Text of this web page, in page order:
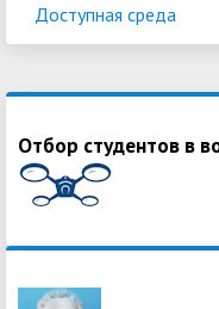
Доступная среда
Отбор студентов в